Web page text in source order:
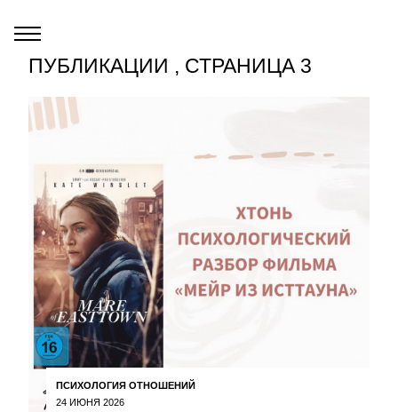
ПУБЛИКАЦИИ , СТРАНИЦА 3
ПСИХОЛОГИЯ ОТНОШЕНИЙ
24 ИЮНЯ 2026